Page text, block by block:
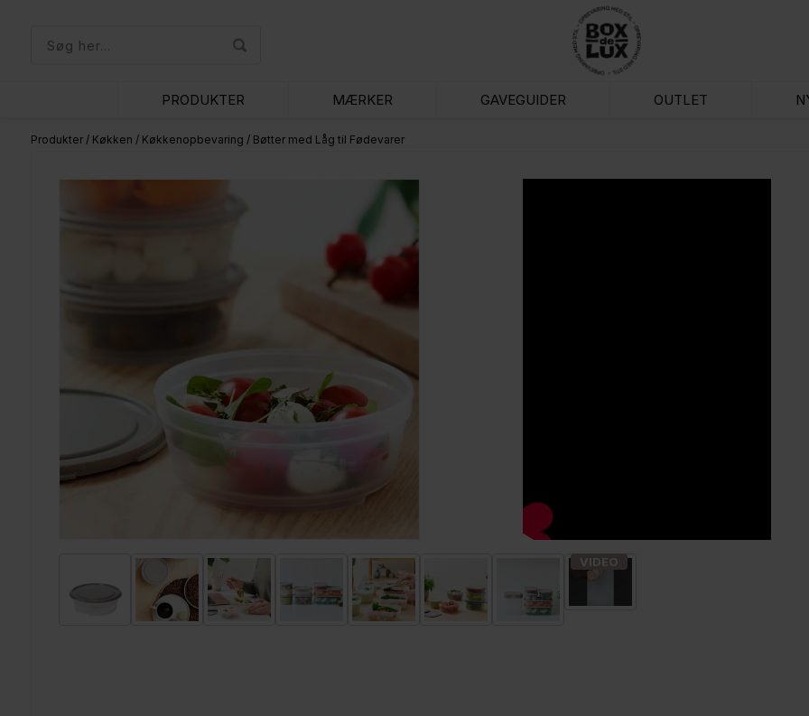
PRODUKTER MÆRKER GAVEGUIDER OUTLET
Produkter/ Køkken / Køkkenopbevaring / Bøtter med Låg til Fødevarer